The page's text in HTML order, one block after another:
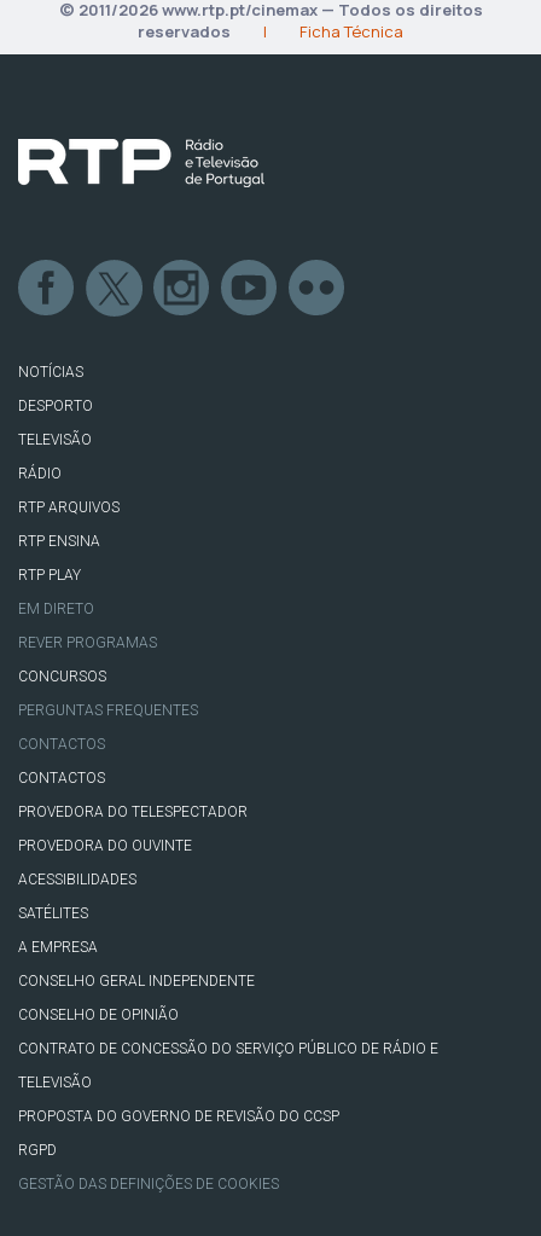
© 2011/2026 www.rtp.pt/cinemax — Todos os direitos
reservados
| Ficha Técnica
NOTÍCIAS
DESPORTO
TELEVISÃO
RÁDIO
RTP ARQUIVOS
RTP ENSINA
RTP PLAY
EM DIRETO
REVER PROGRAMAS
CONCURSOS
PERGUNTAS FREQUENTES
CONTACTOS
CONTACTOS
PROVEDORA DO TELESPECTADOR
PROVEDORA DO OUVINTE
ACESSIBILIDADES
SATÉLITES
A EMPRESA
CONSELHO GERAL INDEPENDENTE
CONSELHO DE OPINIÃO
CONTRATO DE CONCESSÃO DO SERVIÇO PÚBLICO DE RÁDIO E
TELEVISÃO
PROPOSTA DO GOVERNO DE REVISÃO DO CCSP
RGPD
GESTÃO DAS DEFINIÇÕES DE COOKIES